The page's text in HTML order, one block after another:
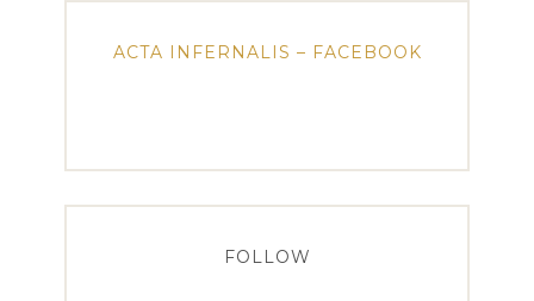
ACTA INFERNALIS – FACEBOOK
FOLLOW